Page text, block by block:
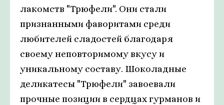
лакомств "Трюфели". Они стали
признанными фаворитами среди
любителей сладостей благодаря
своему неповторимому вкусу и
уникальному составу. Шоколадные
деликатесы "Трюфели" завоевали
прочные позиции в сердцах гурманов и